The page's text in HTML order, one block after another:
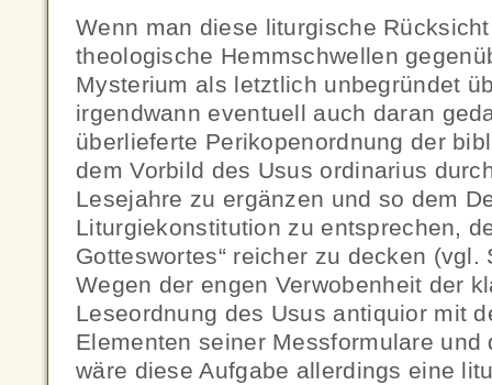
Wenn man diese liturgische
theologische Hemmschwellen
Mysterium als letztlich unbegründet
irgendwann eventuell auch daran
überlieferte Perikopenordnung der
dem Vorbild des Usus ordinarius
Lesejahre zu ergänzen und so dem
Liturgiekonstitution zu entsprechen,
Gotteswortes“ reicher zu decken (vgl.
Wegen der engen Verwobenheit der
Leseordnung des Usus antiquior mit
Elementen seiner Messformulare und
wäre diese Aufgabe allerdings eine